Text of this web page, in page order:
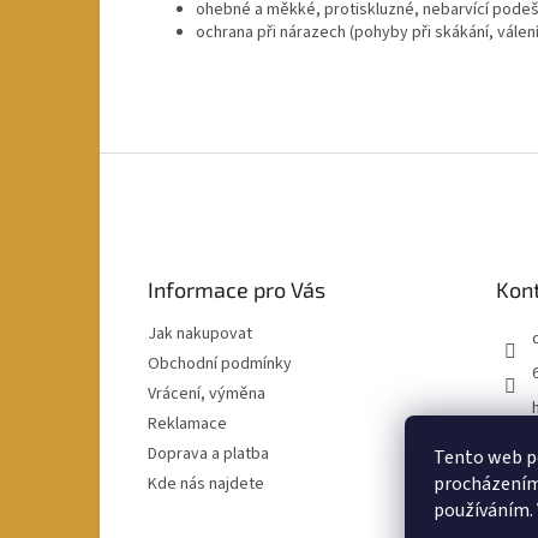
Tento web
ohebné a měkké, protiskluzné, nebarvící
ochrana při nárazech (pohyby při skákání,
Informace pro Vás
Jak nakupovat
Obchodní podmínky
Vrácení, výměna
Reklamace
Doprava a platba
Kde nás najdete